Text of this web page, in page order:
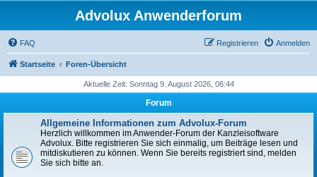
Advolux Anwenderforum
FAQ Anmelden
Registrieren
Startseite Foren-Übersicht
Aktuelle Zeit: Sonntag 9. August 2026, 06:44
Forum
Allgemeine Informationen zum Advolux-Forum
Herzlich willkommen im Anwender-Forum der Kanzleisoftware
Advolux. Bitte registrieren Sie sich einmalig, um Beiträge lesen und
mitdiskutieren zu können. Wenn Sie bereits registriert sind, melden
Sie sich bitte an.